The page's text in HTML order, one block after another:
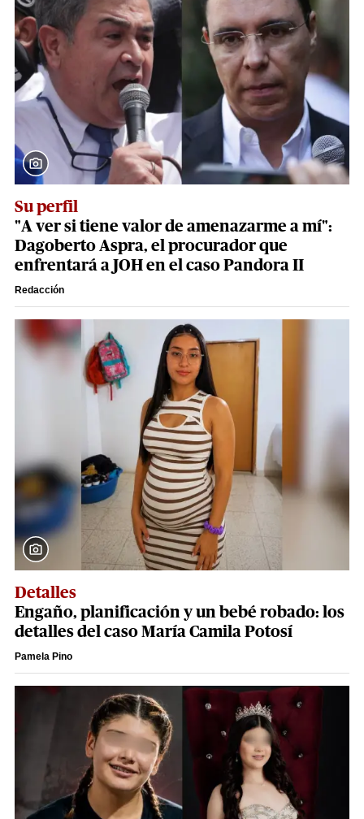
Su perfil
"A ver si tiene valor de amenazarme a mí":
Dagoberto Aspra, el procurador que
enfrentará a JOH en el caso Pandora II
Redacción
Detalles
Engaño, planificación y un bebé robado: los
detalles del caso María Camila Potosí
Pamela Pino